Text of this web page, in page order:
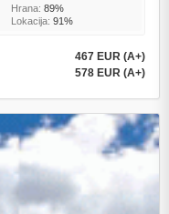
Hrana: 89%
Lokacija: 91%
467 EUR (A+)
578 EUR (A+)